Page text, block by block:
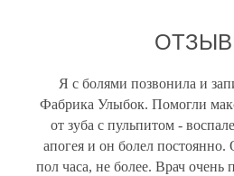
Я с болями позвонила и
Фабрика Улыбок. Помогли
от зуба с пульпитом -
апогея и он болел постоянно.
пол часа, не более. Врач